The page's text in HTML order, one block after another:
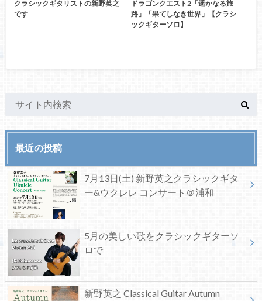
クラシックギタリストの新野英之
です
ドラゴンクエスト2「遥かなる旅
路」「果てしなき世界」【クラシ
ックギターソロ】
最近の投稿
7月13日(土) 新野英之クラシックギタ
ー&ウクレレ コンサート＠浦和
5月の美しい歌をクラシックギターソ
ロで
新野英之 Classical Guitar Autumn